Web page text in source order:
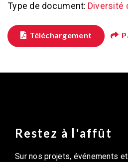
Type de document: Diversité
Téléchargement
Restez à l'affût
Sur nos projets, événements